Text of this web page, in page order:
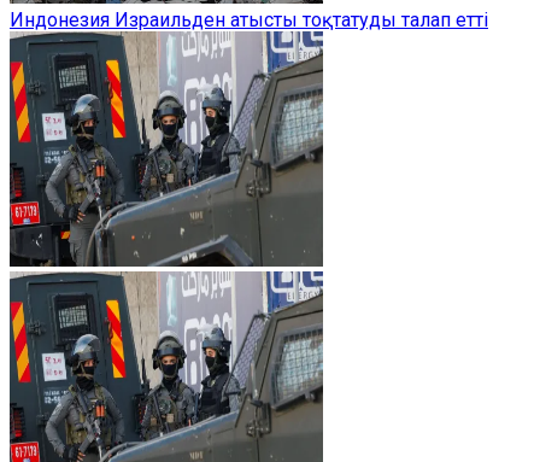
Индонезия Израильден атысты тоқтатуды талап етті